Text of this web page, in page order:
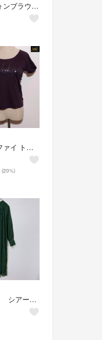
modify シフォンブラウス(M相当)総柄 七分袖 パープル 比翼ボタン
美品 モディファイ トップス Tシャツ 半袖 無地 クルーネック ロゴプリント
(20%)
モディファイ シアーロングワンピース レディースL相当 グリーン系 襟前リボン